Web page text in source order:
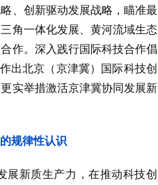
、创新驱动发展战略，瞄准最
角一体化发展、黄河流域生态
作。深入践行国际科技合作倡
出北京（京津冀）国际科技创
实举措激活京津冀协同发展新
规律性认识
展新质生产力，在推动科技创